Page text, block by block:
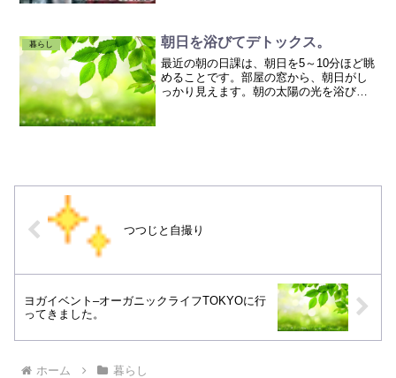
暮らし 朝日を浴びてデトックス。
最近の朝の日課は、朝日を5～10分ほど眺
めることです。部屋の窓から、朝日がし
っかり見えます。朝の太陽の光を浴びな
つつじと自撮り
ヨガイベント–オーガニックライフTOKYOに行
ってきました。
ホーム 暮らし